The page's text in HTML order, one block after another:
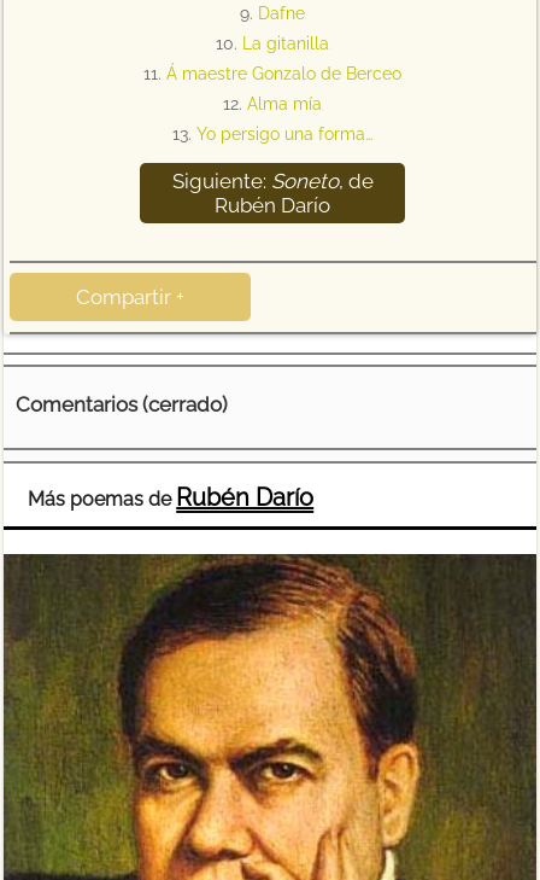
9. Dafne
10.
La gitanilla
11. Á maestre Gonzalo de Berceo
12. Alma mía
13.Yo persigo una forma…
Siguiente: Soneto, de
Rubén Darío
Compartir +
Comentarios (cerrado)
Más poemas de Rubén Darío